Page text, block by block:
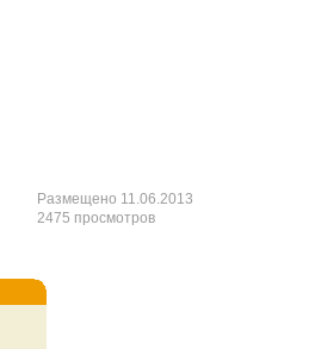
Размещено 11.06.2013
2475 просмотров